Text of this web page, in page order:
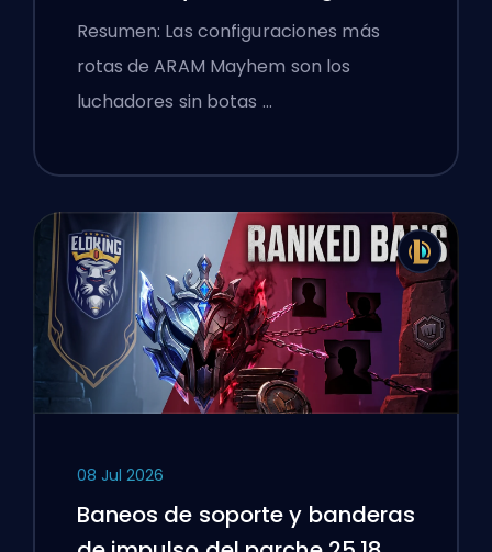
Legends
Resumen: Las configuraciones más
rotas de ARAM Mayhem son los
luchadores sin botas …
08 Jul 2026
Baneos de soporte y banderas